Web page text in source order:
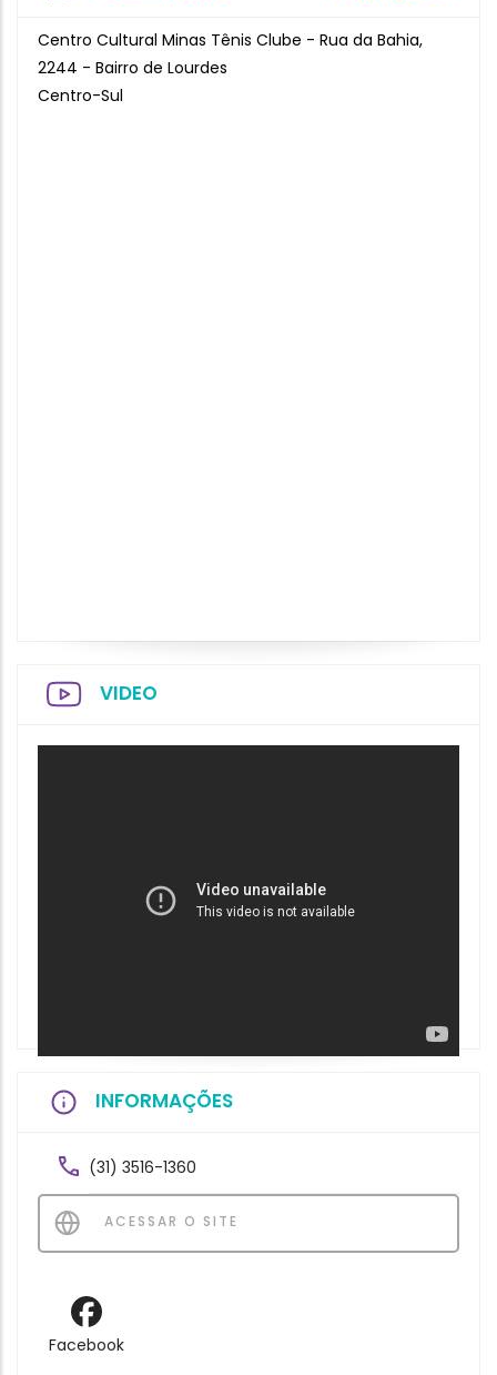
Centro Cultural Minas Tênis Clube - Rua da Bahia,
2244 - Bairro de Lourdes
Centro-Sul
VIDEO
INFORMAÇÕES
(31) 3516-1360
ACESSAR O SITE
Facebook